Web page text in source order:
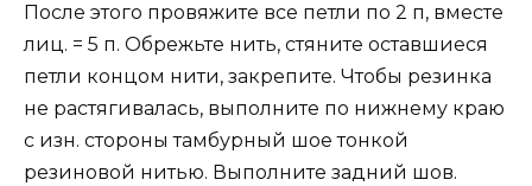
После этого провяжите все петли по 2 п, вместе
лиц. = 5 п. Обрежьте нить, стяните оставшиеся
петли концом нити, закрепите. Чтобы резинка
не растягивалась, выполните по нижнему краю
с изн. стороны тамбурный шое тонкой
резиновой нитью. Выполните задний шов.